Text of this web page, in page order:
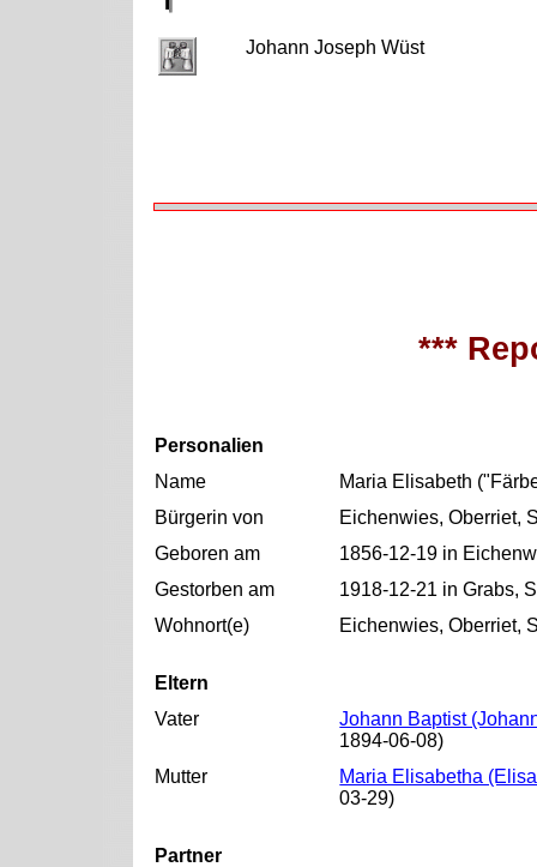
Johann Joseph Wüst
***
Personalien
Name
Maria Elisabeth
Bürgerin von
Eichenwies, Oberriet,
Geboren am
1856-12-19 in
Gestorben am
1918-12-21 in Grabs,
Wohnort(e)
Eichenwies, Oberriet,
Eltern
Vater
Johann Baptist
1894-06-08)
Mutter
Maria Elisabetha
03-29)
Partner